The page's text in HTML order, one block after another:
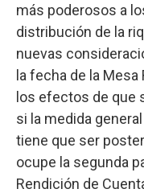
más poderosos a
distribución de la
nuevas
la fecha de la Mesa
los efectos de que
si la medida
tiene que ser
ocupe la segunda
Rendición de